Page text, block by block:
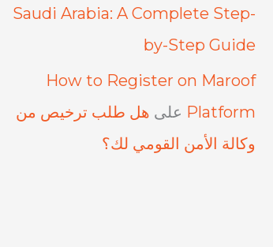
Saudi Arabia: A Complete Step-
by-Step Guide
How to Register on Maroof
Platform على هل طلب ترخيص من
وكالة الأمن القومي لك؟